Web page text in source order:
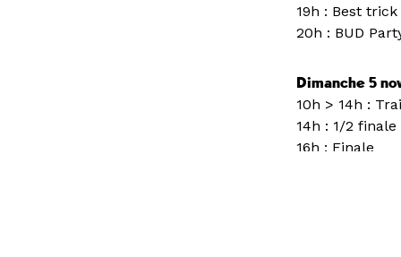
19h : Best
20h : BUD
Dimanche 5
10h > 14h :
14h : 1/2 finale
16h : Finale